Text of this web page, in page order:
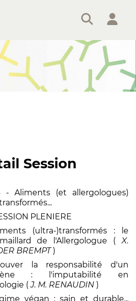
Session
Aliments (et allergologues)
PLENIERE
(ultra-)transformés : le
de l'Allergologue (X.
BREMPT )
la responsabilité d'un
: l'imputabilité en
(J. M. RENAUDIN )
végan : sain et durable...